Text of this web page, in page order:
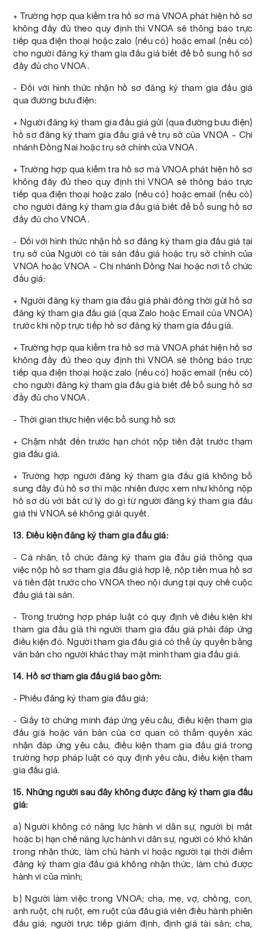
+ Trường hợp qua kiểm tra hồ sơ mà VNOA phát hiện hồ sơ
không đầy đủ theo quy định thì VNOA sẽ thông báo trực
tiếp qua điện thoại hoặc zalo (nếu có) hoặc email (nếu có)
cho người đăng ký tham gia đấu giá biết để bổ sung hồ sơ
đầy đủ cho VNOA.
- Đối với hình thức nhận hồ sơ đăng ký tham gia đấu giá
qua đường bưu điện:
+ Người đăng ký tham gia đấu giá gửi (qua đường bưu điện)
hồ sơ đăng ký tham gia đấu giá về trụ sở của VNOA – Chi
nhánh Đồng Nai hoặc trụ sở chính của VNOA.
+ Trường hợp qua kiểm tra hồ sơ mà VNOA phát hiện hồ sơ
không đầy đủ theo quy định thì VNOA sẽ thông báo trực
tiếp qua điện thoại hoặc zalo (nếu có) hoặc email (nếu có)
cho người đăng ký tham gia đấu giá biết để bổ sung hồ sơ
đầy đủ cho VNOA.
- Đối với hình thức nhận hồ sơ đăng ký tham gia đấu giá tại
trụ sở của Người có tài sản đấu giá hoặc trụ sở chính của
VNOA hoặc VNOA – Chi nhánh Đồng Nai hoặc nơi tổ chức
đấu giá:
+ Người đăng ký tham gia đấu giá phải đồng thời gửi hồ sơ
đăng ký tham gia đấu giá (qua Zalo hoặc Email của VNOA)
trước khi nộp trực tiếp hồ sơ đăng ký tham gia đấu giá.
+ Trường hợp qua kiểm tra hồ sơ mà VNOA phát hiện hồ sơ
không đầy đủ theo quy định thì VNOA sẽ thông báo trực
tiếp qua điện thoại hoặc zalo (nếu có) hoặc email (nếu có)
cho người đăng ký tham gia đấu giá biết để bổ sung hồ sơ
đầy đủ cho VNOA.
- Thời gian thực hiện việc bổ sung hồ sơ:
+ Chậm nhất đến trước hạn chót nộp tiền đặt trước tham
gia đấu giá.
+ Trường hợp người đăng ký tham gia đấu giá không bổ
sung đầy đủ hồ sơ thì mặc nhiên được xem như không nộp
hồ sơ dù với bất cứ lý do gì từ người đăng ký tham gia đấu
giá thì VNOA sẽ không giải quyết.
13. Điều kiện đăng ký tham gia đấu giá:
- Cá nhân, tổ chức đăng ký tham gia đấu giá thông qua
việc nộp hồ sơ tham gia đấu giá hợp lệ, nộp tiền mua hồ sơ
và tiền đặt trước cho VNOA theo nội dung tại quy chế cuộc
đấu giá tài sản.
- Trong trường hợp pháp luật có quy định về điều kiện khi
tham gia đấu giá thì người tham gia đấu giá phải đáp ứng
điều kiện đó. Người tham gia đấu giá có thể ủy quyền bằng
văn bản cho người khác thay mặt mình tham gia đấu giá.
14. Hồ sơ tham gia đấu giá bao gồm:
- Phiếu đăng ký tham gia đấu giá;
- Giấy tờ chứng minh đáp ứng yêu cầu, điều kiện tham gia
đấu giá hoặc văn bản của cơ quan có thẩm quyền xác
nhận đáp ứng yêu cầu, điều kiện tham gia đấu giá trong
trường hợp pháp luật có quy định yêu cầu, điều kiện tham
gia đấu giá.
15. Những người sau đây không được đăng ký tham gia đấu
giá:
a) Người không có năng lực hành vi dân sự, người bị mất
hoặc bị hạn chế năng lực hành vi dân sự, người có khó khăn
trong nhận thức, làm chủ hành vi hoặc người tại thời điểm
đăng ký tham gia đấu giá không nhận thức, làm chủ được
hành vi của mình;
b) Người làm việc trong VNOA; cha, mẹ, vợ, chồng, con,
anh ruột, chị ruột, em ruột của đấu giá viên điều hành phiên
đấu giá; người trực tiếp giám định, định giá tài sản; cha,